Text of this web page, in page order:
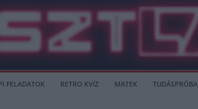
FELADATOK RETRO KVÍZ MATEK TUDÁSPRÓBA